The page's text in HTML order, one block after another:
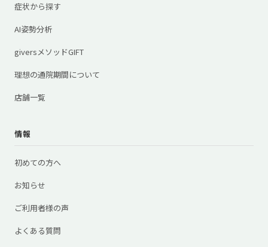
症状から探す
AI姿勢分析
giversメソッドGIFT
理想の通院期間について
店舗一覧
情報
初めての方へ
お知らせ
ご利用者様の声
よくある質問